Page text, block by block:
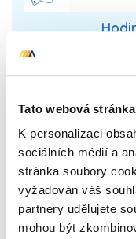
Tato webová
K personalizaci
sociálních médií a
stránka soubory
vyžadován váš
partnery udělujete
mohou být
Kulaté nástěnné
ptáci?
369 Kč